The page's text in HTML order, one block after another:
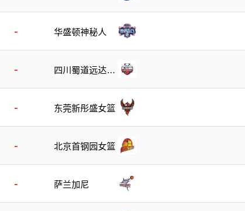
- 华盛顿神秘人
-
四川蜀道远达女
- 东莞新彤盛女篮
- 北京首钢园女篮
- 萨兰加尼